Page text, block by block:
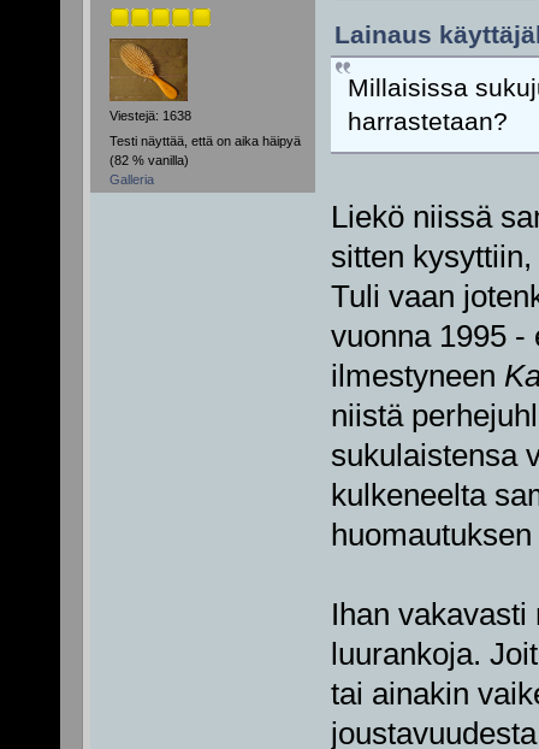
Viestejä: 1638
Testi näyttää, että on aika häipyä
(82 % vanilla)
Galleria
Lainaus
Millaisissa
harrastetaan?
Liekö niissä
sitten
Tuli vaan
vuonna 1995 -
ilmestyneen
niistä
sukulaistensa
kulkeneelta
Ihan
luurankoja.
tai ainakin